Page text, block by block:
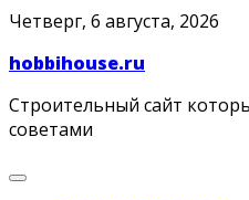
Skip
content
Четверг, 6 августа, 2026
hobbihouse.ru
Строительный сайт
советами